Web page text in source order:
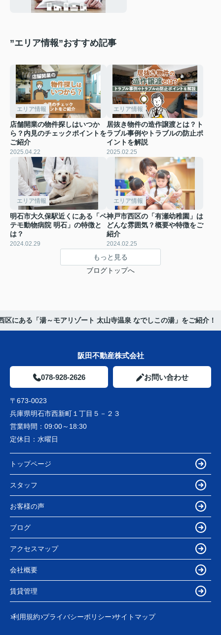
”エリア情報”おすすめ記事
エリア情報
店舗開業の物件探しはいつか
ら？内見のチェックポイントを
ご紹介
2025.04.22
エリア情報
居抜き物件の造作譲渡とは？ト
ラブル事例やトラブルの防止ポ
イントを解説
2025.02.25
エリア情報
明石市大久保駅近くにある「ペ
テモ動物病院 明石」の特徴と
は？
2024.02.29
エリア情報
神戸市西区の「有瀬幼稚園」は
どんな雰囲気？概要や特徴をご
紹介
2024.02.25
もっと見る
ブログトップへ
区にある「湯～モアリゾート 太山寺温泉 なでしこの湯」をご紹介！
阪田不動産株式会社
078-928-2626 お問い合わせ
〒673-0023
兵庫県明石市西新町１丁目５－２３
営業時間： 09:00～18:30
定休日： 水曜日
トップページ
スタッフ
お客様の声
ブログ
アクセスマップ
会社概要
賃貸管理
利用規約 プライバシーポリシー サイトマップ